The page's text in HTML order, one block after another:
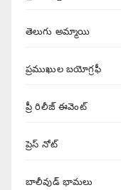
తెలుగు అమ్మాయి
ప్రముఖుల బయోగ్రఫీ
ప్రీ రిలీజ్ ఈవెంట్
ప్రెస్ నోట్
బాలీవుడ్ భామలు